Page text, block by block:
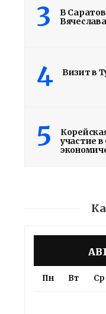
3
В
4 Визит в
5
участие
Пн Вт Ср